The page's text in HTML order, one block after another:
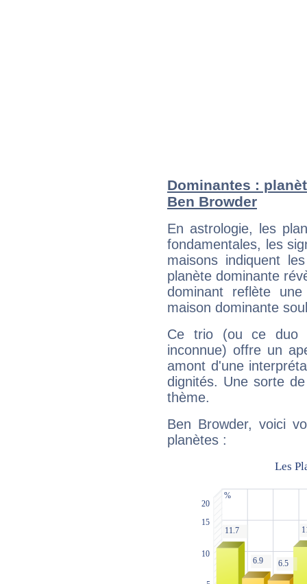
Dominantes :
Ben Browder
En astrologie, les
fondamentales, les
maisons indiquent
planète dominante
dominant reflète
maison dominante
Ce trio (ou ce duo
inconnue) offre un
amont d'une
dignités. Une sorte
thème.
Ben Browder, voici
planètes :